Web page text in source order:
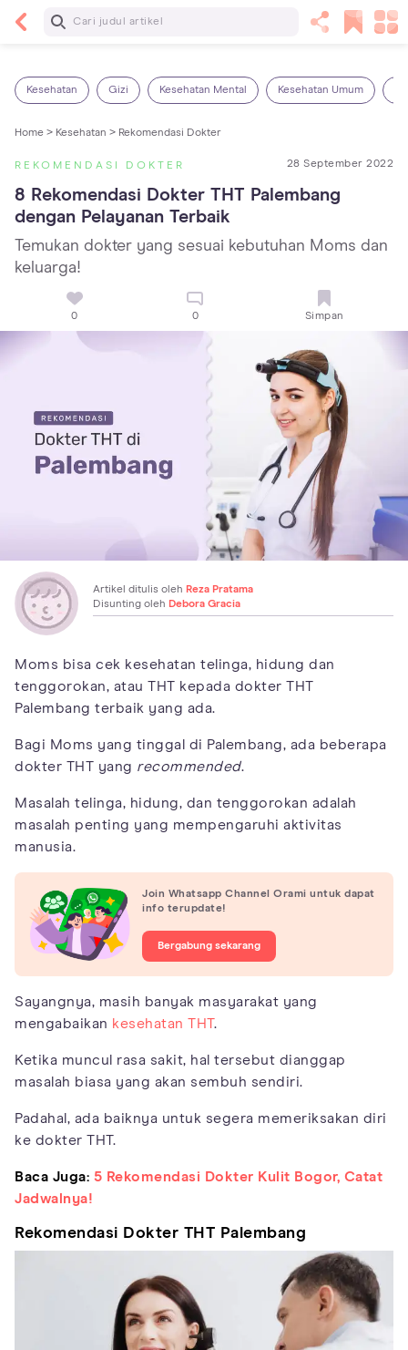
Baca Selanjutnya
Kesehatan Gizi Kesehatan Mental Kesehatan Umum
Home > Kesehatan > Rekomendasi Dokter
REKOMENDASI DOKTER 28 September 2022
8 Rekomendasi Dokter THT Palembang
dengan Pelayanan Terbaik
Temukan dokter yang sesuai kebutuhan Moms dan
keluarga!
0 0 Simpan
Artikel ditulis oleh Reza Pratama
Disunting oleh Debora Gracia
Moms bisa cek kesehatan telinga, hidung dan
tenggorokan, atau THT kepada dokter THT
Palembang terbaik yang ada.
Bagi Moms yang tinggal di Palembang, ada beberapa
dokter THT yang recommended.
Masalah telinga, hidung, dan tenggorokan adalah
masalah penting yang mempengaruhi aktivitas
manusia.
Join Whatsapp Channel Orami untuk dapat
info terupdate!
Bergabung sekarang
Sayangnya, masih banyak masyarakat yang
mengabaikan kesehatan THT.
Ketika muncul rasa sakit, hal tersebut dianggap
masalah biasa yang akan sembuh sendiri.
Padahal, ada baiknya untuk segera memeriksakan diri
ke dokter THT.
Baca Juga: 5 Rekomendasi Dokter Kulit Bogor, Catat
Jadwalnya!
Rekomendasi Dokter THT Palembang